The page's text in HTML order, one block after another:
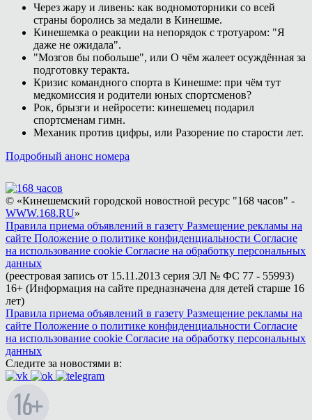
Через жару и ливень: как водномоторники со всей
страны боролись за медали в Кинешме.
Кинешемка о реакции на непорядок с тротуаром: "Я
даже не ожидала".
"Мозгов бы побольше", или О чём жалеет осуждённая за
подготовку теракта.
Кризис командного спорта в Кинешме: при чём тут
медкомиссия и родители юных спортсменов?
Рок, брызги и нейросети: кинешемец подарил
спортсменам гимн.
Механик против цифры, или Разорение по старости лет.
Подробный анонс номера
© «Кинешемский городской новостной ресурс "168 часов" -
WWW.168.RU»
Правила приема объявлений в газету Размещение рекламы на
сайте Положение о политике конфиденциальности Согласие
на использование cookie Согласие на обработку персональных
данных
(реестровая запись от 15.11.2013 серия ЭЛ № ФС 77 - 55993)
16+ (Информация на сайте предназначена для детей старше 16
лет)
Правила приема объявлений в газету Размещение рекламы на
сайте Положение о политике конфиденциальности Согласие
на использование cookie Согласие на обработку персональных
данных
Следите за новостями в: